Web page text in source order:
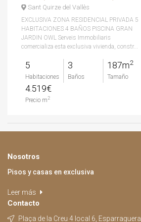
Sant Quirze del Vallès
EXCLUSIVA ZONA RESIDENCIAL PRIVADA 5
HABITACIONES 4 BAÑOS PISCINA GRAN
JARDIN OWL Serveis Immobiliaris
comercializa esta exclusiva vivienda, constr...
5
Habitaciones
3
Baños
187m2
Tamaño
4.519€
Precio m 2
Nosotros
Pisos y casas en exclusiva
Leer más
Contacto
Plaça de la Creu 4 local 6, Esparraguera